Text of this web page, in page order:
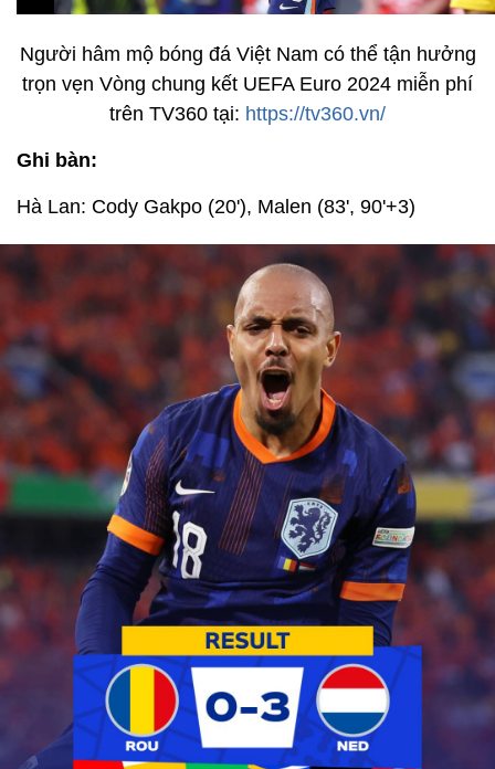
Người hâm mộ bóng đá Việt Nam có thể tận hưởng
trọn vẹn Vòng chung kết UEFA Euro 2024 miễn phí
trên TV360 tại: https://tv360.vn/
Ghi bàn:
Hà Lan: Cody Gakpo (20'), Malen (83', 90'+3)